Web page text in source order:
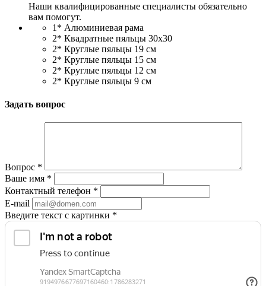
Наши квалифицированные специалисты обязательно
вам помогут.
1* Алюминиевая рама
2* Квадратные пяльцы 30x30
2* Круглые пяльцы 19 см
2* Круглые пяльцы 15 см
2* Круглые пяльцы 12 см
2* Круглые пяльцы 9 см
Задать вопрос
Вопрос *
Ваше имя *
Контактный телефон *
E-mail
Введите текст с картинки *